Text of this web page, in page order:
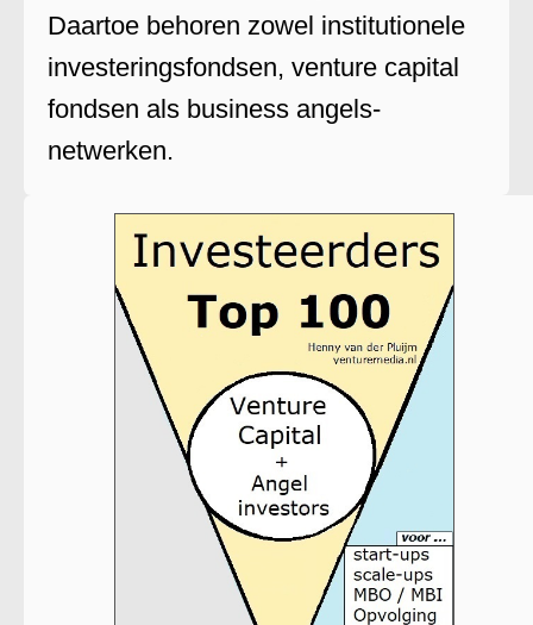
Daartoe behoren zowel institutionele
investeringsfondsen, venture capital
fondsen als business angels-
netwerken.